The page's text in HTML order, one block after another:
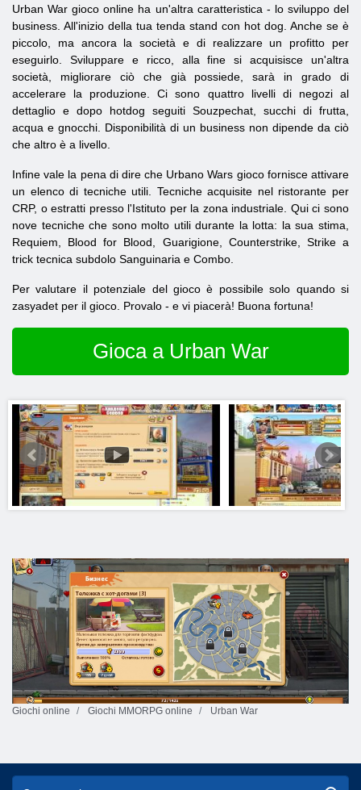
Urban War gioco online ha un'altra caratteristica - lo sviluppo del
business. All'inizio della tua tenda stand con hot dog. Anche se è
piccolo, ma ancora la società e di realizzare un profitto per
eseguirlo. Sviluppare e ricco, alla fine si acquisisce un'altra
società, migliorare ciò che già possiede, sarà in grado di
accelerare la produzione. Ci sono quattro livelli di negozi al
dettaglio e dopo hotdog seguiti Souzpechat, succhi di frutta,
acqua e gnocchi. Disponibilità di un business non dipende da ciò
che altro è a livello.
Infine vale la pena di dire che Urbano Wars gioco fornisce attivare
un elenco di tecniche utili. Tecniche acquisite nel ristorante per
CRP, o estratti presso l'Istituto per la zona industriale. Qui ci sono
nove tecniche che sono molto utili durante la lotta: la sua stima,
Requiem, Blood for Blood, Guarigione, Counterstrike, Strike a
trick tecnica subdolo Sanguinaria e Combo.
Per valutare il potenziale del gioco è possibile solo quando si
zasyadet per il gioco. Provalo - e vi piacerà! Buona fortuna!
Gioca a Urban War
Giochi online Giochi MMORPG online Urban War